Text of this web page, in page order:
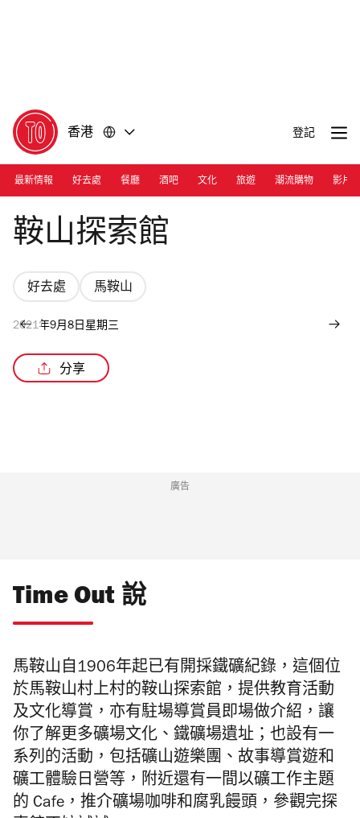
香港 登記
最新情報 好去處 餐廳 酒吧 文化 旅遊 潮流購物 影片
Photograph: Courtesy Grace Youth Camp
鞍山探索館
好去處 馬鞍山
2021年9月8日星期三
分享
廣告
Time Out 說
馬鞍山自1906年起已有開採鐵礦紀錄，這個位
於馬鞍山村上村的鞍山探索館，提供教育活動
及文化導賞，亦有駐場導賞員即場做介紹，讓
你了解更多礦場文化、鐵礦場遺址；也設有一
系列的活動，包括礦山遊樂團、故事導賞遊和
礦工體驗日營等，附近還有一間以礦工作主題
的 Cafe，推介礦場咖啡和腐乳饅頭，參觀完探